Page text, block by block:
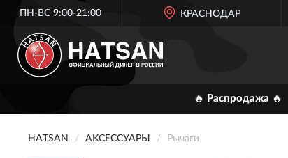
ПН-ВС 9:00-21:00 КРАСНОДАР
🔥 Распродажа 🔥
HATSAN АКСЕССУАРЫ Рычаги